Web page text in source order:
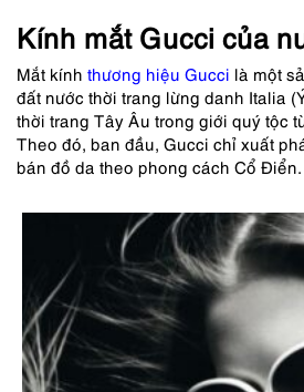
Kính mắt Gucci của
Mắt kính thương hiệu Gucci là một
đất nước thời trang lừng danh Italia
thời trang Tây Âu trong giới quý tộc
Theo đó, ban đầu, Gucci chỉ xuất
bán đồ da theo phong cách Cổ Điển.